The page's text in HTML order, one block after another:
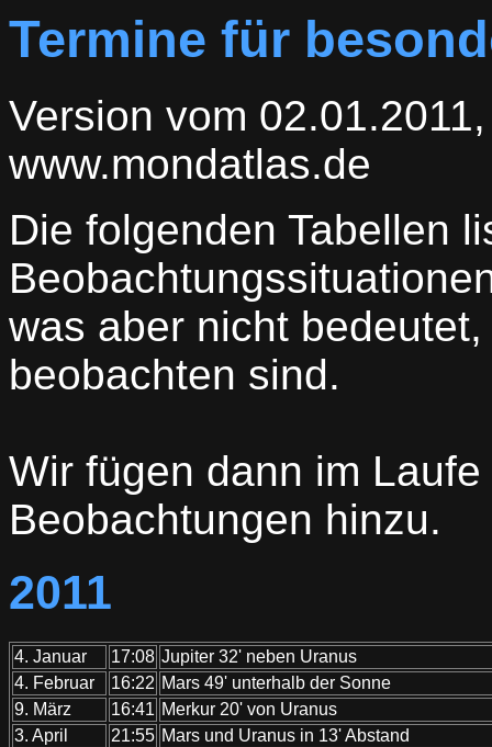
Termine für
Version vom
www.mondatlas.de
Die folgenden Tabellen
was aber nicht
beobachten sind.
Wir fügen dann im
Beobachtungen hinzu.
2011
4. Januar 17:08 Jupiter 32' neben Uranus
4. Februar
16:22 Mars 49' unterhalb der Sonne
9. März
16:41 Merkur 20' von Uranus
3. April
21:55 Mars und Uranus in 13' Abstand